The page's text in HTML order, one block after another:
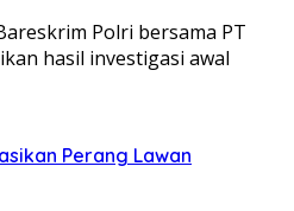
Polri bersama PT
hasil investigasi awal
Perang Lawan